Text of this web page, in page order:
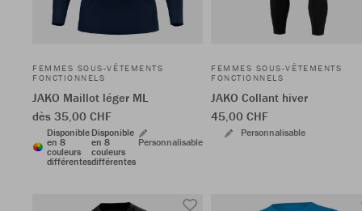
FEMMES SOUS-VÊTEMENTS
FONCTIONNELS
JAKO Maillot léger ML
dès 35,00 CHF
Disponible
en 8
couleurs
différentes
Disponible
en 8
couleurs
différentes
Personnalisable
FEMMES SOUS-VÊTEMENTS
FONCTIONNELS
JAKO Collant hiver
45,00 CHF
Personnalisable